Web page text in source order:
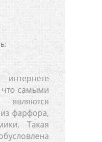
что самыми
фарфора,
Такая